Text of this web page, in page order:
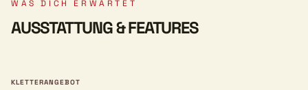
WAS DICH ERWARTET
AUSSTATTUNG & FEATURES
KLETTERANGEBOT